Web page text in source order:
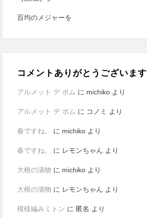
百均のメジャーを
コメントありがとうございます
アルメット デ ポム に michikoより
アルメット デ ポム に コノミ より
春ですね。 に michikoより
春ですね。 に レモンちゃん より
大根の漬物 に michikoより
大根の漬物 に レモンちゃん より
模様編みミトン に 匿名 より